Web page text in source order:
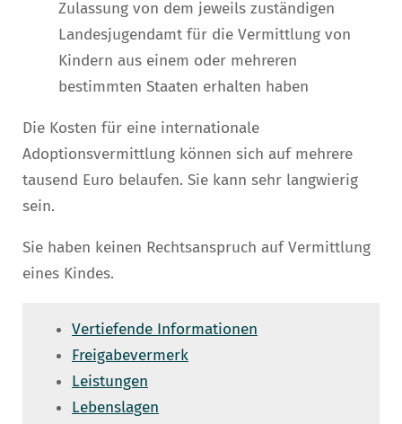
Zulassung von dem jeweils zuständigen
Landesjugendamt für die Vermittlung von
Kindern aus einem oder mehreren
bestimmten Staaten erhalten haben
Die Kosten für eine internationale
Adoptionsvermittlung können sich auf mehrere
tausend Euro belaufen. Sie kann sehr langwierig
sein.
Sie haben keinen Rechtsanspruch auf Vermittlung
eines Kindes.
Vertiefende Informationen
Freigabevermerk
Leistungen
Lebenslagen